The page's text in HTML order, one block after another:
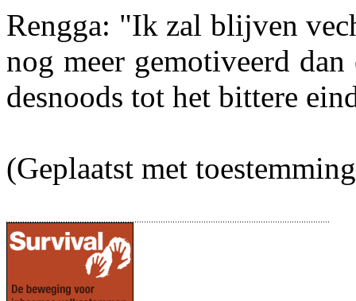
Rengga: "Ik zal blijven
nog meer gemotiveerd
desnoods tot het bittere
(Geplaatst met